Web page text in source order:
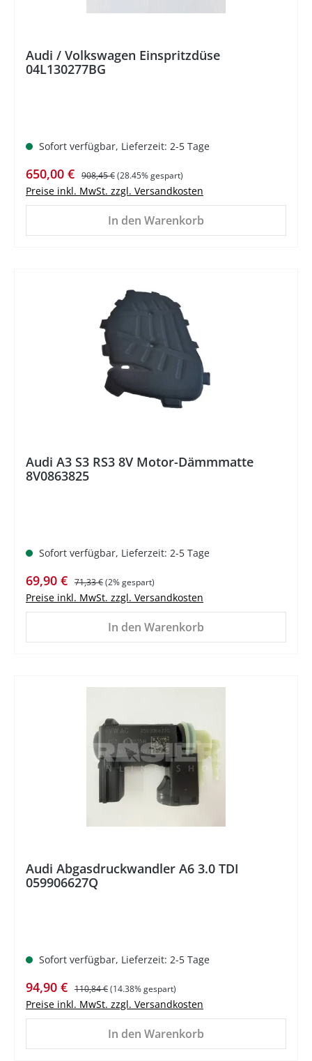
Audi / Volkswagen Einspritzdüse
04L130277BG
Sofort verfügbar, Lieferzeit: 2-5 Tage
Verkaufspreis:
650,00 € Regulärer Preis:
908,45 €(28.45% gespart)
Preise inkl. MwSt. zzgl. Versandkosten
In den Warenkorb
Audi A3 S3 RS3 8V Motor-Dämmmatte
8V0863825
Sofort verfügbar, Lieferzeit: 2-5 Tage
Verkaufspreis:
69,90 € Regulärer Preis:
71,33 €(2% gespart)
Preise inkl. MwSt. zzgl. Versandkosten
In den Warenkorb
Audi Abgasdruckwandler A6 3.0 TDI
059906627Q
Sofort verfügbar, Lieferzeit: 2-5 Tage
Verkaufspreis:
94,90 € Regulärer Preis:
110,84 €(14.38% gespart)
Preise inkl. MwSt. zzgl. Versandkosten
In den Warenkorb